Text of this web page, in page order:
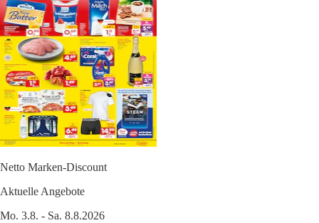
Netto Marken-Discount
Aktuelle Angebote
Mo. 3.8. - Sa. 8.8.2026